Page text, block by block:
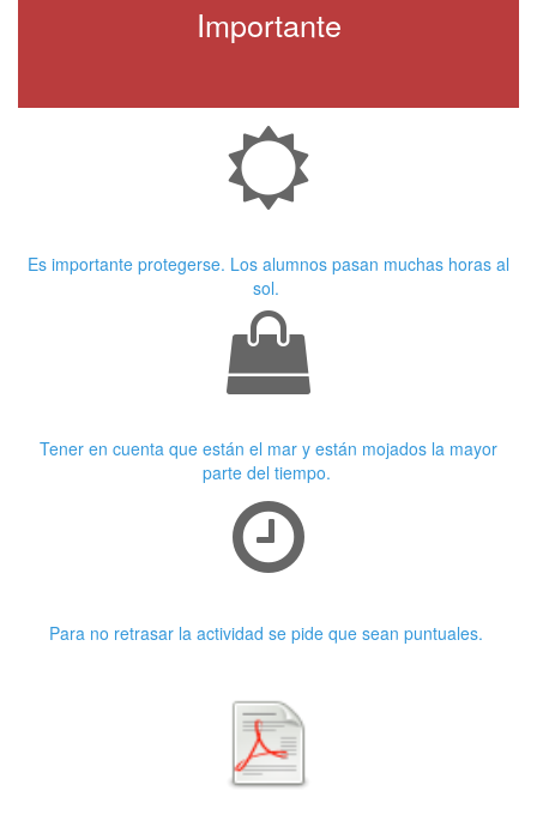
Importante
Es importante protegerse. Los alumnos pasan muchas horas al
sol.
Tener en cuenta que están el mar y están mojados la mayor
parte del tiempo.
Para no retrasar la actividad se pide que sean puntuales.